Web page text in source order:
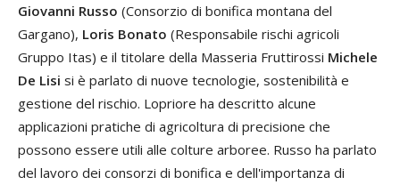
Giovanni Russo (Consorzio di bonifica montana del
Gargano), Loris Bonato (Responsabile rischi agricoli
Gruppo Itas) e il titolare della Masseria Fruttirossi Michele
De Lisi si è parlato di nuove tecnologie, sostenibilità e
gestione del rischio. Lopriore ha descritto alcune
applicazioni pratiche di agricoltura di precisione che
possono essere utili alle colture arboree. Russo ha parlato
del lavoro dei consorzi di bonifica e dell'importanza di